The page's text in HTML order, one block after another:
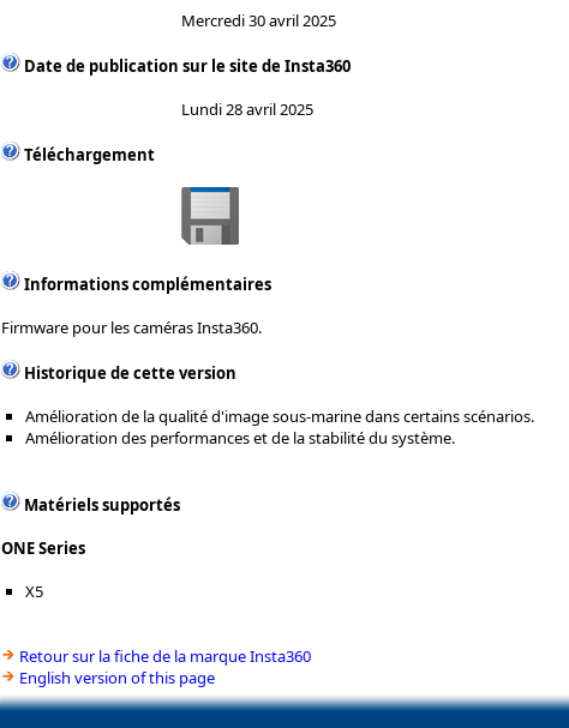
Mercredi 30 avril 2025
Date de publication sur le site de Insta360
Lundi 28 avril 2025
Téléchargement
Informations complémentaires
Firmware pour les caméras Insta360.
Historique de cette version
Amélioration de la qualité d'image sous-marine dans certains scénarios.
Amélioration des performances et de la stabilité du système.
Matériels supportés
ONE Series
X5
Retour sur la fiche de la marque Insta360
English version of this page